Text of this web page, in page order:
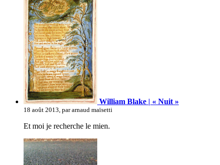
William Blake | « Nuit »
18 août 2013, par arnaud maïsetti
Et moi je recherche le mien.